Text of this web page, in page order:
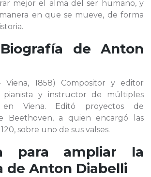
mejor el alma del ser humano, y
en que se mueve, de forma
de Anton
Viena, 1858) Compositor y editor
pianista y instructor de múltiples
en Viena. Editó proyectos de
Beethoven, a quien encargó las
sobre uno de sus valses.
para ampliar la
de Anton Diabelli